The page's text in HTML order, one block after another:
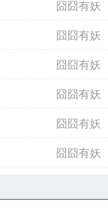
囧囧有妖
囧囧有妖
囧囧有妖
囧囧有妖
囧囧有妖
囧囧有妖